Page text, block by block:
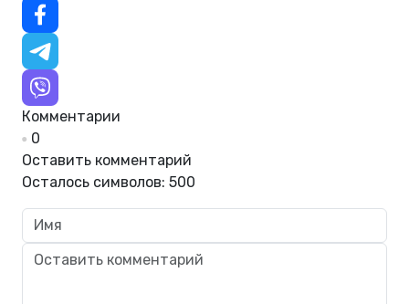
Комментарии
0
Оставить комментарий
Осталось символов: 500